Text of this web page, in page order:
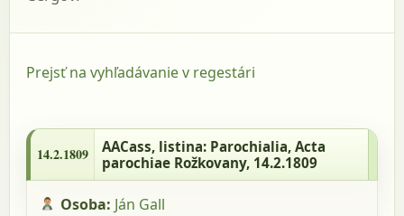
Prejsť na vyhľadávanie v regestári
Acta parochiae Rožkovany, 14.2.1809
14.2.1809 AACass, listina: Parochialia, Acta
parochiae Rožkovany, 14.2.1809
Osoba: Ján Gall